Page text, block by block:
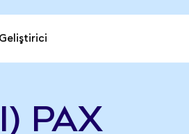
Geliştirici
PAX